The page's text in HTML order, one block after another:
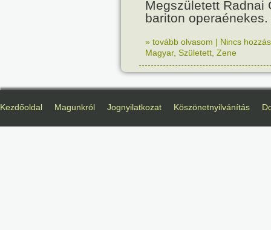
Megszületett Radnai
bariton operaénekes.
» tovább olvasom | Nincs
Magyar, Született Zene
Kezdőoldal Magunkról Jognyilatkozat Köszönetnyilvánítás